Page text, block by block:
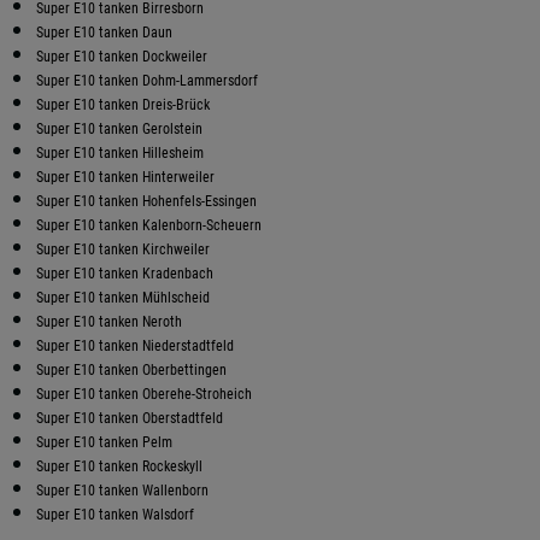
Super E10 tanken Birresborn
Super E10 tanken Daun
Super E10 tanken Dockweiler
Super E10 tanken Dohm-Lammersdorf
Super E10 tanken Dreis-Brück
Super E10 tanken Gerolstein
Super E10 tanken Hillesheim
Super E10 tanken Hinterweiler
Super E10 tanken Hohenfels-Essingen
Super E10 tanken Kalenborn-Scheuern
Super E10 tanken Kirchweiler
Super E10 tanken Kradenbach
Super E10 tanken Mühlscheid
Super E10 tanken Neroth
Super E10 tanken Niederstadtfeld
Super E10 tanken Oberbettingen
Super E10 tanken Oberehe-Stroheich
Super E10 tanken Oberstadtfeld
Super E10 tanken Pelm
Super E10 tanken Rockeskyll
Super E10 tanken Wallenborn
Super E10 tanken Walsdorf